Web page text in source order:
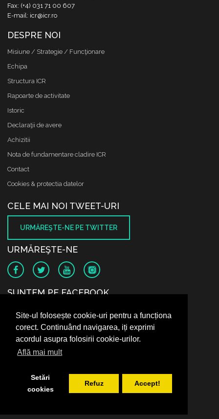
Site-ul folosește cookie-uri pentru a funcționa
corect. Continuând navigarea, iți exprimi
acordul asupra folosirii cookie-urilor.
Află mai mult
Setări
cookies
Refuz Accept!
Fax: (+4) 031 71 00 607
E-mail: icr@icr.ro
DESPRE NOI
Misiune / Strategie / Funcţionare
Echipa
Structura ICR
Rapoarte de activitate
Istoric
Declaraţii de avere
Achizitii
Nota de fundamentare cladire ICR
Contact
Cookies & protectia datelor
CELE MAI NOI TWEET-URI
URMĂREŞTE-NE PE TWITTER
URMĂREŞTE-NE
SUNTEM PE FACEBOOK